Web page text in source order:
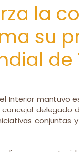
la
su
de
Interior mantuvo
delegado
conjuntas